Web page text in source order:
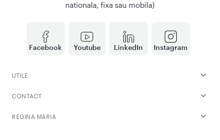
Facebook Youtube LinkedIn Instagram
nationala, fixa sau mobila)
UTILE
CONTACT
REGINA MARIA